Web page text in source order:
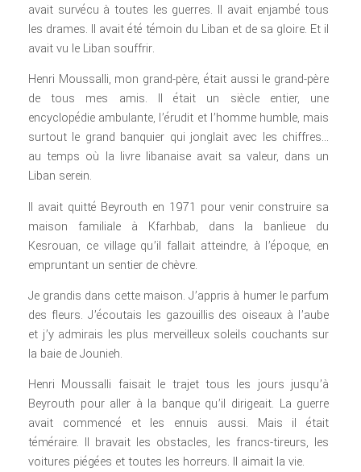
avait survécu à toutes les guerres. Il avait enjambé tous
les drames. Il avait été témoin du Liban et de sa gloire. Et il
avait vu le Liban souffrir.
Henri Moussalli, mon grand-père, était aussi le grand-père
de tous mes amis. Il était un siècle entier, une
encyclopédie ambulante, l’érudit et l’homme humble, mais
surtout le grand banquier qui jonglait avec les chiffres…
au temps où la livre libanaise avait sa valeur, dans un
Liban serein.
Il avait quitté Beyrouth en 1971 pour venir construire sa
maison familiale à Kfarhbab, dans la banlieue du
Kesrouan, ce village qu’il fallait atteindre, à l’époque, en
empruntant un sentier de chèvre.
Je grandis dans cette maison. J’appris à humer le parfum
des fleurs. J’écoutais les gazouillis des oiseaux à l’aube
et j’y admirais les plus merveilleux soleils couchants sur
la baie de Jounieh.
Henri Moussalli faisait le trajet tous les jours jusqu’à
Beyrouth pour aller à la banque qu’il dirigeait. La guerre
avait commencé et les ennuis aussi. Mais il était
téméraire. Il bravait les obstacles, les francs-tireurs, les
voitures piégées et toutes les horreurs. Il aimait la vie.